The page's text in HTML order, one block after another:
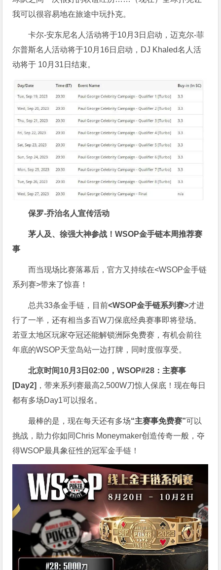
我可以很容易地在旅途中玩扑克。
卡尔-安东尼名人活动将于10月3日启动，迈克尔-菲
尔普斯名人活动将于10月16日启动，DJ Khaled名人活
动将于 10月31日结束。
保罗-乔治名人宣传活动
茅人及、徐强大神参战！WSOP金手链本周推荐赛
事
而当现场比赛落幕后，官方又持续在<WSOP金手链
系列赛>带来了惊喜！
总共33条金手链，目前<WSOP金手链系列赛>才进
行了一半，还有相当多百W刀保底经典赛事即将登场。
若亚太地区玩家夺冠还能解锁洲际免费赛，有机会前往
年底的WSOP天堂岛站一边打牌，同时度假享受。
北京时间10月3日02:00，WSOP#28：主赛事
[Day2] ，带来系列赛最高2,500W刀惊人保底！现在每日
都有多场Day1可以报名。
最棒的是，现在每天还有多场“主赛事免费赛”可以
挑战，助力你如同Chris Moneymaker创造传奇一般，夺
得WSOP最具象征性的冠军金手链！